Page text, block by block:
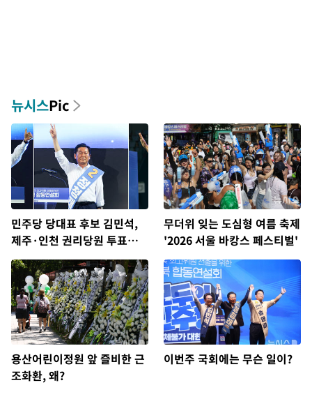
뉴시스Pic
민주당 당대표 후보 김민석,
제주·인천 권리당원 투표서
정청래에 승리
무더위 잊는 도심형 여름 축제
'2026 서울 바캉스 페스티벌'
용산어린이정원 앞 즐비한 근
조화환, 왜?
이번주 국회에는 무슨 일이?